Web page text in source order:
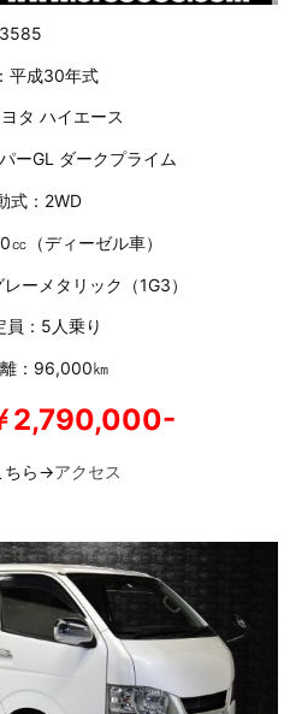
3585
平成30年式
タ ハイエース
ーGL ダークプライム
式：2WD
㏄（ディーゼル車）
ーメタリック（1G3）
員：5人乗り
離：96,000㎞
2,790,000-
ちら→アクセス